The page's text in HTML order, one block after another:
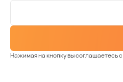
Нажимая на кнопку вы соглашаетесь с